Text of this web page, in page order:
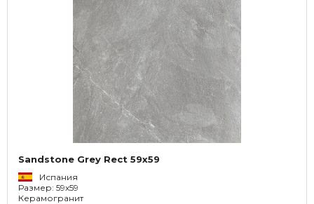
Sandstone Grey Rect 59x59
Испания
Размер: 59x59
Керамогранит